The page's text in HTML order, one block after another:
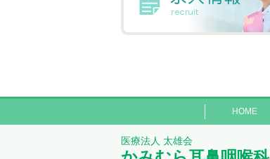
HOME
医療法人 太雄会